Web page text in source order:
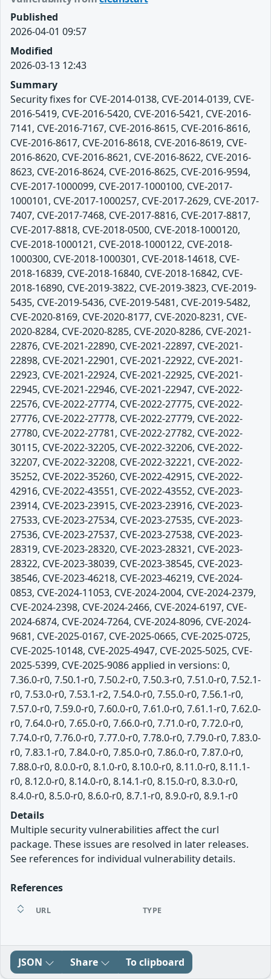
Published
2026-04-01 09:57
Modified
2026-03-13 12:43
Summary
Security fixes for CVE-2014-0138, CVE-2014-0139, CVE-
2016-5419, CVE-2016-5420, CVE-2016-5421, CVE-2016-
7141, CVE-2016-7167, CVE-2016-8615, CVE-2016-8616,
CVE-2016-8617, CVE-2016-8618, CVE-2016-8619, CVE-
2016-8620, CVE-2016-8621, CVE-2016-8622, CVE-2016-
8623, CVE-2016-8624, CVE-2016-8625, CVE-2016-9594,
CVE-2017-1000099, CVE-2017-1000100, CVE-2017-
1000101, CVE-2017-1000257, CVE-2017-2629, CVE-2017-
7407, CVE-2017-7468, CVE-2017-8816, CVE-2017-8817,
CVE-2017-8818, CVE-2018-0500, CVE-2018-1000120,
CVE-2018-1000121, CVE-2018-1000122, CVE-2018-
1000300, CVE-2018-1000301, CVE-2018-14618, CVE-
2018-16839, CVE-2018-16840, CVE-2018-16842, CVE-
2018-16890, CVE-2019-3822, CVE-2019-3823, CVE-2019-
5435, CVE-2019-5436, CVE-2019-5481, CVE-2019-5482,
CVE-2020-8169, CVE-2020-8177, CVE-2020-8231, CVE-
2020-8284, CVE-2020-8285, CVE-2020-8286, CVE-2021-
22876, CVE-2021-22890, CVE-2021-22897, CVE-2021-
22898, CVE-2021-22901, CVE-2021-22922, CVE-2021-
22923, CVE-2021-22924, CVE-2021-22925, CVE-2021-
22945, CVE-2021-22946, CVE-2021-22947, CVE-2022-
22576, CVE-2022-27774, CVE-2022-27775, CVE-2022-
27776, CVE-2022-27778, CVE-2022-27779, CVE-2022-
27780, CVE-2022-27781, CVE-2022-27782, CVE-2022-
30115, CVE-2022-32205, CVE-2022-32206, CVE-2022-
32207, CVE-2022-32208, CVE-2022-32221, CVE-2022-
35252, CVE-2022-35260, CVE-2022-42915, CVE-2022-
42916, CVE-2022-43551, CVE-2022-43552, CVE-2023-
23914, CVE-2023-23915, CVE-2023-23916, CVE-2023-
27533, CVE-2023-27534, CVE-2023-27535, CVE-2023-
27536, CVE-2023-27537, CVE-2023-27538, CVE-2023-
28319, CVE-2023-28320, CVE-2023-28321, CVE-2023-
28322, CVE-2023-38039, CVE-2023-38545, CVE-2023-
38546, CVE-2023-46218, CVE-2023-46219, CVE-2024-
0853, CVE-2024-11053, CVE-2024-2004, CVE-2024-2379,
CVE-2024-2398, CVE-2024-2466, CVE-2024-6197, CVE-
2024-6874, CVE-2024-7264, CVE-2024-8096, CVE-2024-
9681, CVE-2025-0167, CVE-2025-0665, CVE-2025-0725,
CVE-2025-10148, CVE-2025-4947, CVE-2025-5025, CVE-
2025-5399, CVE-2025-9086 applied in versions: 0,
7.36.0-r0, 7.50.1-r0, 7.50.2-r0, 7.50.3-r0, 7.51.0-r0, 7.52.1-
r0, 7.53.0-r0, 7.53.1-r2, 7.54.0-r0, 7.55.0-r0, 7.56.1-r0,
7.57.0-r0, 7.59.0-r0, 7.60.0-r0, 7.61.0-r0, 7.61.1-r0, 7.62.0-
r0, 7.64.0-r0, 7.65.0-r0, 7.66.0-r0, 7.71.0-r0, 7.72.0-r0,
7.74.0-r0, 7.76.0-r0, 7.77.0-r0, 7.78.0-r0, 7.79.0-r0, 7.83.0-
r0, 7.83.1-r0, 7.84.0-r0, 7.85.0-r0, 7.86.0-r0, 7.87.0-r0,
7.88.0-r0, 8.0.0-r0, 8.1.0-r0, 8.10.0-r0, 8.11.0-r0, 8.11.1-
r0, 8.12.0-r0, 8.14.0-r0, 8.14.1-r0, 8.15.0-r0, 8.3.0-r0,
8.4.0-r0, 8.5.0-r0, 8.6.0-r0, 8.7.1-r0, 8.9.0-r0, 8.9.1-r0
Details
Multiple security vulnerabilities affect the curl
package. These issues are resolved in later releases.
See references for individual vulnerability details.
References
URL TYPE
JSON Share To clipboard